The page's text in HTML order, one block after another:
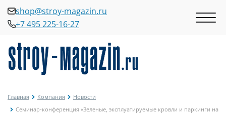
shop@stroy-magazin.ru
+7 495 225-16-27
Главная Компания
Новости
Семинар-конференция «Зеленые, эксплуатируемые кровли и паркинги на